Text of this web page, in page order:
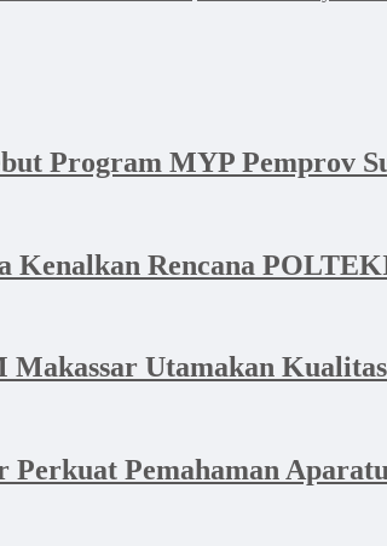
Program MYP Pemprov
Kenalkan Rencana
Utamakan
Perkuat Pemahaman